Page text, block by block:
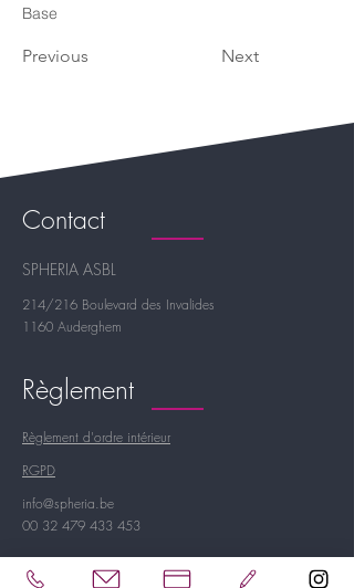
Base
Previous Next
Contact
SPHERIA ASBL
214/216 Boulevard des Invalides
1160 Auderghem
Règlement
Règlement d'ordre intérieur
RGPD
info@spheria.be
00 32 479 433 453